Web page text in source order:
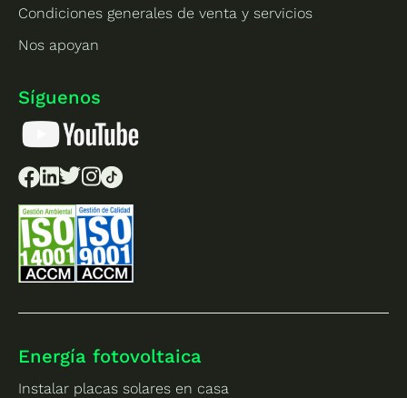
Condiciones generales de venta y servicios
Nos apoyan
Síguenos
Energía fotovoltaica
Instalar placas solares en casa